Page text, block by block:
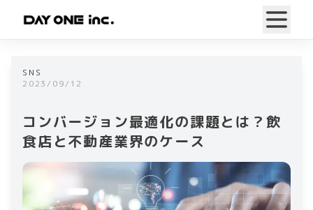
SNS
2023/09/12
コンバージョン最適化の課題とは？飲
食店と不動産業界のケース